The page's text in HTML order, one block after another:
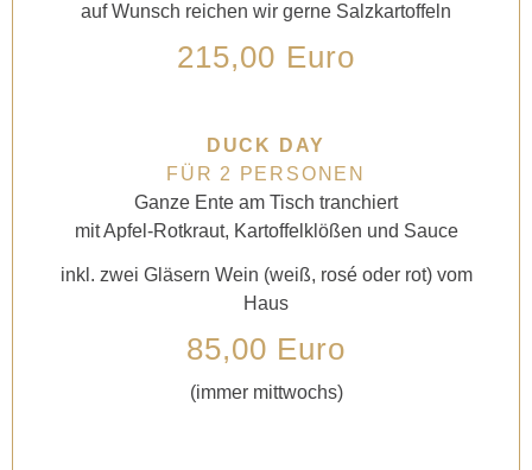
auf Wunsch reichen wir gerne Salzkartoffeln
215,00 Euro
DUCK DAY
FÜR 2 PERSONEN
Ganze Ente am Tisch tranchiert
mit Apfel-Rotkraut, Kartoffelklößen und Sauce
inkl. zwei Gläsern Wein (weiß, rosé oder rot) vom
Haus
85,00 Euro
(immer mittwochs)